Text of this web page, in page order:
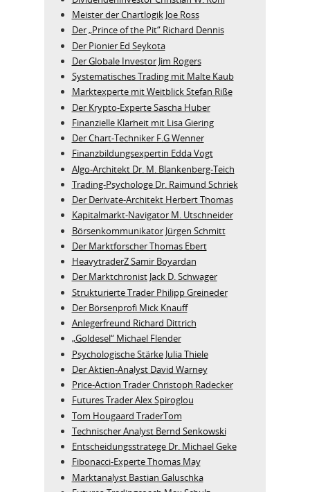
Meister der Chartlogik Joe Ross
Der „Prince of the Pit“ Richard Dennis
Der Pionier Ed Seykota
Der Globale Investor Jim Rogers
Systematisches Trading mit Malte Kaub
Marktexperte mit Weitblick Stefan Riße
Der Krypto-Experte Sascha Huber
Finanzielle Klarheit mit Lisa Giering
Der Chart-Techniker F.G Wenner
Finanzbildungsexpertin Edda Vogt
Algo‑Architekt Dr. M. Blankenberg‑Teich
Trading-Psychologe Dr. Raimund Schriek
Der Derivate‑Architekt Herbert Thomas
Kapitalmarkt-Navigator M. Utschneider
Börsenkommunikator Jürgen Schmitt
Der Marktforscher Thomas Ebert
HeavytraderZ Samir Boyardan
Der Marktchronist Jack D. Schwager
Strukturierte Trader Philipp Greineder
Der Börsenprofi Mick Knauff
Anlegerfreund Richard Dittrich
„Goldesel“ Michael Flender
Psychologische Stärke Julia Thiele
Der Aktien-Analyst David Warney
Price-Action Trader Christoph Radecker
Futures Trader Alex Spiroglou
Tom Hougaard TraderTom
Technischer Analyst Bernd Senkowski
Entscheidungsstratege Dr. Michael Geke
Fibonacci-Experte Thomas May
Marktanalyst Bastian Galuschka